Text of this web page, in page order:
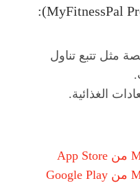
مثل تتبع تناول
الغذائية.